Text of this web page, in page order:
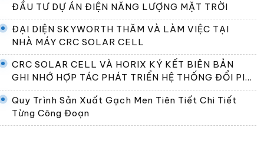
ĐẦU TƯ DỰ ÁN ĐIỆN NĂNG LƯỢNG MẶT TRỜI
ĐẠI DIỆN SKYWORTH THĂM VÀ LÀM VIỆC TẠI
NHÀ MÁY CRC SOLAR CELL
CRC SOLAR CELL VÀ HORIX KÝ KẾT BIÊN BẢN
GHI NHỚ HỢP TÁC PHÁT TRIỂN HỆ THỐNG ĐỔI PIN
TẠI VIỆT NAM
Quy Trình Sản Xuất Gạch Men Tiên Tiết Chi Tiết
Từng Công Đoạn